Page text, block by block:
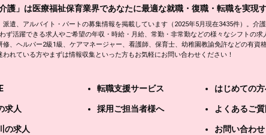
護」は医療福祉保育業界であなたに最適な就職・復職・転職を実現
、アルバイト・パートの募集情報を掲載しています（2025年5月現在3435件）。介
活躍できる求人やご希望の年収・時給・月給、常勤・非常勤などの様々なシフトの
、ヘルパー2級1級、ケアマネージャー、看護師、保育士、幼稚園教諭免許などの有
れている方やまずは情報収集といった方もお気軽にお問い合わせください！
求人
の求人
転職支援サービス
採用ご担当者様へ
はじめての
よくあるご
お問い合わせ